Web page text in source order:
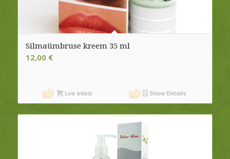
Silmaümbruse kreem 35 ml
12,00 €
Loe edasi Show Details